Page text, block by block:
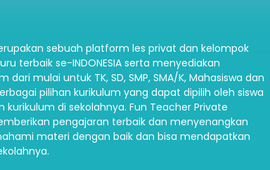
sebuah platform les privat dan kelompok
terbaik se-INDONESIA serta menyediakan
dari mulai untuk TK, SD, SMP, SMA/K, Mahasiswa dan
pilihan kurikulum yang dapat dipilih oleh siswa
kurikulum di sekolahnya. Fun Teacher Private
pengajaran terbaik dan menyenangkan
materi dengan baik dan bisa mendapatkan